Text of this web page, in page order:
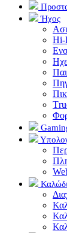
Ήχος
Hi-